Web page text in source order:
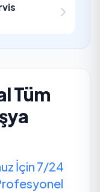
Tüm
İçin 7/24